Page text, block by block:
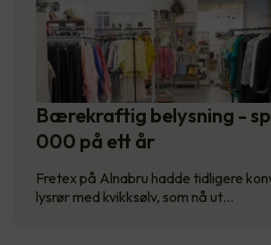
Bærekraftig belysning -
000 på ett år
Fretex på Alnabru hadde tidligere
lysrør med kvikksølv, som nå ut…